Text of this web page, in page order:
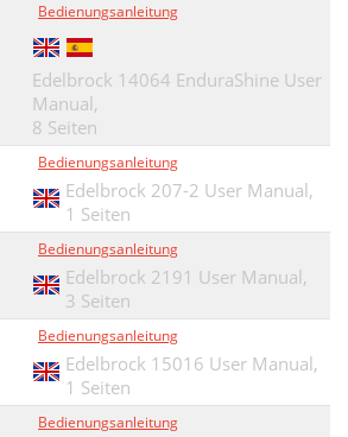
Bedienungsanleitung
Edelbrock 14064 EnduraShine User
Manual,
8 Seiten
Bedienungsanleitung
Edelbrock 207-2 User Manual,
1 Seiten
Bedienungsanleitung
Edelbrock 2191 User Manual,
3 Seiten
Bedienungsanleitung
Edelbrock 15016 User Manual,
1 Seiten
Bedienungsanleitung